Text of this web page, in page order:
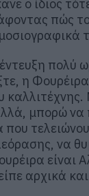
ο ίδιος
πώς το
πολύ
η Φουρέιρα
μπορώ
να
είναι
αρχικά